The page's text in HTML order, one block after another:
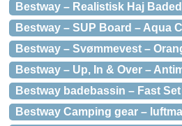
Bestway – Realistisk Haj
Bestway – SUP Board – Aqua
Bestway – Svømmevest –
Bestway – Up, In & Over –
Bestway badebassin – Fast
Bestway Camping gear –